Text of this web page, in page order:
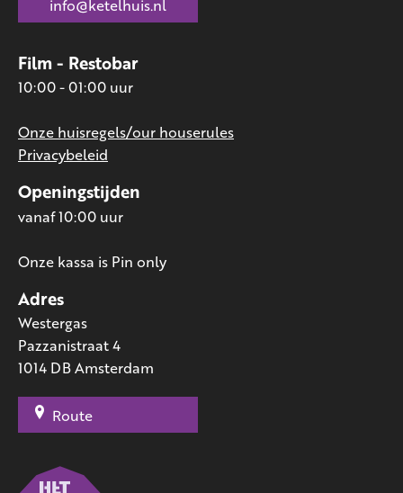
Adres
Westergas
Pazzanistraat 4
1014 DB Amsterdam
Route
Openingstijden
vanaf 10:00 uur
Onze kassa is Pin only
Film - Restobar
10:00 - 01:00 uur
Onze huisregels/our houserules
Privacybeleid
info@ketelhuis.nl